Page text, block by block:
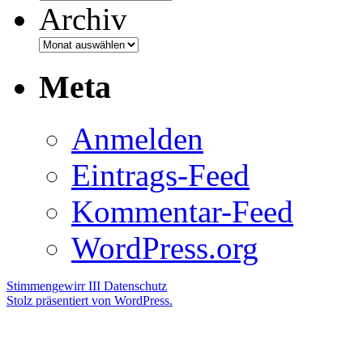
Archiv
Meta
Anmelden
Eintrags-Feed
Kommentar-Feed
WordPress.org
Stimmengewirr III Datenschutz
Stolz präsentiert von WordPress.